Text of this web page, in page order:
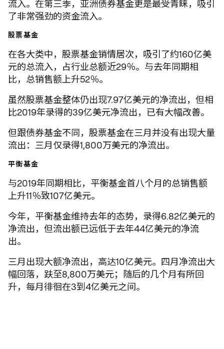
流入。在第三季，亚洲债券基金更是最受青睐，吸引
了非常强劲的资金流入。
股票基金
在各大类中，股票基金销情居次，吸引了约160亿美
元的总流入，占行业总额近29％。与去年同期相
比，总销售额上升52％。
虽然股票基金整体仍出现7.97亿美元的净流出，但相
比2019年录得的39亿美元净流出，已有大幅改善。
但跟债券基金不同，股票基金在三月并没有出现大量
流出：三月仅录得1,800万美元的净流出。
平衡基金
与2019年同期相比，平衡基金首八个月的总销售额
上升11％致107亿美元。
今年，平衡基金维持去年的态势，录得6.82亿美元的
净流出，但流出额已远低于去年44亿美元的净流
出。
三月出现大额净流出，高达10亿美元。四月净流出大
幅回落，趺至8,800万美元；随后的几个月有所回
升，每月徘徊在3到4亿美元之间。